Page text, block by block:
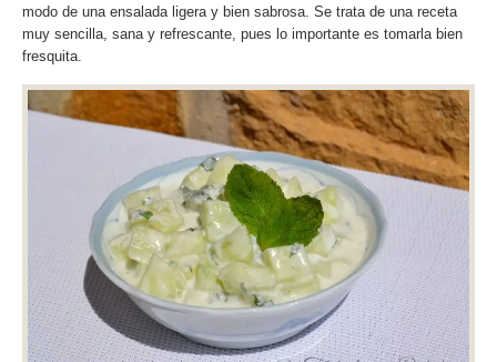
modo de una ensalada ligera y bien sabrosa. Se trata de una receta
muy sencilla, sana y refrescante, pues lo importante es tomarla bien
fresquita.